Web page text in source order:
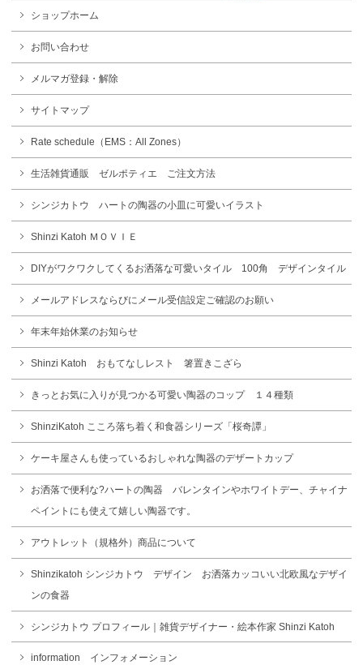
ショップホーム
お問い合わせ
メルマガ登録・解除
サイトマップ
Rate schedule（EMS：All Zones）
生活雑貨通販 ゼルポティエ ご注文方法
シンジカトウ ハートの陶器の小皿に可愛いイラスト
Shinzi Katoh ＭＯＶＩＥ
DIYがワクワクしてくるお洒落な可愛いタイル 100角 デザインタイル
メールアドレスならびにメール受信設定ご確認のお願い
年末年始休業のお知らせ
Shinzi Katoh おもてなしレスト 箸置きこざら
きっとお気に入りが見つかる可愛い陶器のコップ １４種類
ShinziKatoh こころ落ち着く和食器シリーズ「桜奇譚」
ケーキ屋さんも使っているおしゃれな陶器のデザートカップ
お洒落で便利な?ハートの陶器 バレンタインやホワイトデー、チャイナ
ペイントにも使えて嬉しい陶器です。
アウトレット（規格外）商品について
Shinzikatoh シンジカトウ デザイン お洒落カッコいい北欧風なデザイ
ンの食器
シンジカトウ プロフィール｜雑貨デザイナー・絵本作家 Shinzi Katoh
information インフォメーション